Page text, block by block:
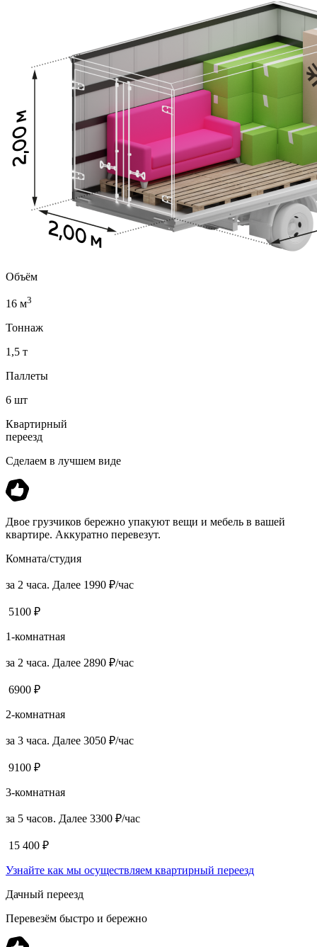
Объём
16 м3
Тоннаж
1,5 т
Паллеты
6 шт
Квартирный
переезд
Сделаем в лучшем виде
Двое грузчиков бережно упакуют вещи и мебель в вашей
квартире. Аккуратно перевезут.
Комната/студия
за 2 часа. Далее 1990 ₽/час
5100 ₽
1-комнатная
за 2 часа. Далее 2890 ₽/час
6900 ₽
2-комнатная
за 3 часа. Далее 3050 ₽/час
9100 ₽
3-комнатная
за 5 часов. Далее 3300 ₽/час
15 400 ₽
Узнайте как мы осуществляем квартирный переезд
Дачный переезд
Перевезём быстро и бережно